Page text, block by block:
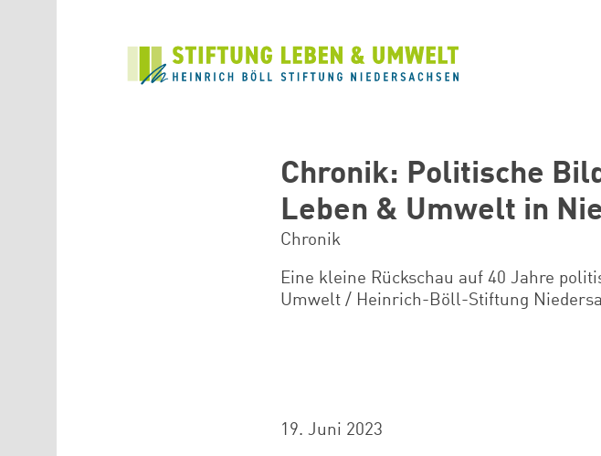
Chronik: Politische
Leben & Umwelt in
Chronik
Eine kleine Rückschau auf 40 Jahre
Umwelt / Heinrich-Böll-Stiftung
19. Juni 2023